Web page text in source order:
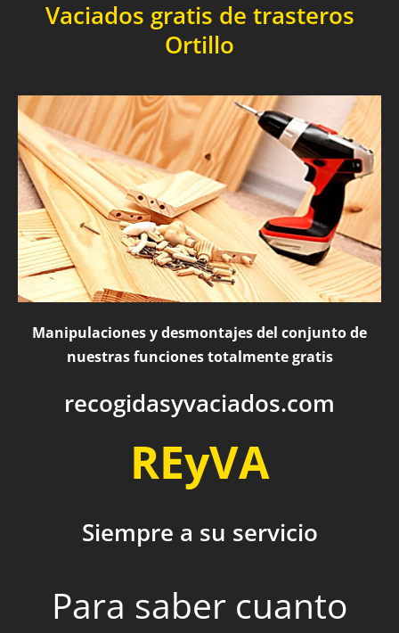
Vaciados gratis de trasteros
Ortillo
Manipulaciones y desmontajes del conjunto de
nuestras funciones totalmente gratis
recogidasyvaciados.com
REyVA
Siempre a su servicio
Para saber cuanto